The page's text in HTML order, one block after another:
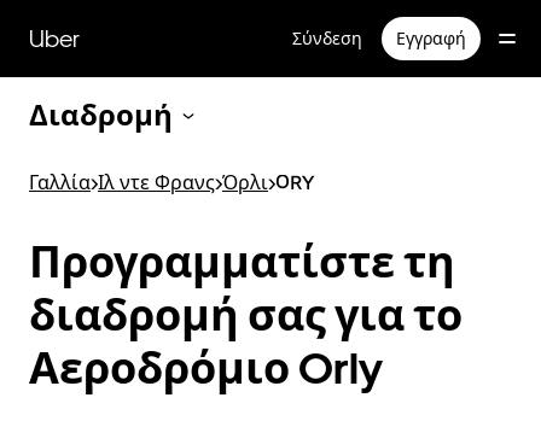
κύριο
περιεχόμενο
Uber Σύνδεση Εγγραφή
Διαδρομή
Γαλλία>Ιλ ντε Φρανς>Όρλι>ORY
Προγραμματίστε τη
διαδρομή σας για το
Αεροδρόμιο Orly